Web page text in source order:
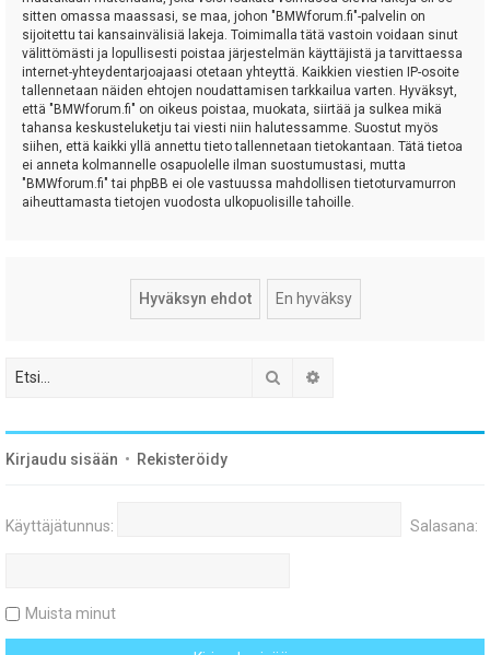
sitten omassa maassasi, se maa, johon "BMWforum.fi"-palvelin on
sijoitettu tai kansainvälisiä lakeja. Toimimalla tätä vastoin voidaan sinut
välittömästi ja lopullisesti poistaa järjestelmän käyttäjistä ja tarvittaessa
internet-yhteydentarjoajaasi otetaan yhteyttä. Kaikkien viestien IP-osoite
tallennetaan näiden ehtojen noudattamisen tarkkailua varten. Hyväksyt,
että "BMWforum.fi" on oikeus poistaa, muokata, siirtää ja sulkea mikä
tahansa keskusteluketju tai viesti niin halutessamme. Suostut myös
siihen, että kaikki yllä annettu tieto tallennetaan tietokantaan. Tätä tietoa
ei anneta kolmannelle osapuolelle ilman suostumustasi, mutta
"BMWforum.fi" tai phpBB ei ole vastuussa mahdollisen tietoturvamurron
aiheuttamasta tietojen vuodosta ulkopuolisille tahoille.
Kirjaudu sisään • Rekisteröidy
Käyttäjätunnus: Salasana:
Muista minut